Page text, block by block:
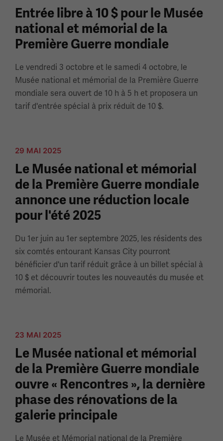
Entrée libre à 10 $ pour le Musée
national et mémorial de la
Première Guerre mondiale
Le vendredi 3 octobre et le samedi 4 octobre, le
Musée national et mémorial de la Première Guerre
mondiale sera ouvert de 10 h à 5 h et proposera un
tarif d'entrée spécial à prix réduit de 10 $.
29 MAI 2025
Le Musée national et mémorial
de la Première Guerre mondiale
annonce une réduction locale
pour l'été 2025
Du 1er juin au 1er septembre 2025, les résidents des
six comtés entourant Kansas City pourront
bénéficier d'un tarif réduit grâce à un billet spécial à
10 $ et découvrir toutes les nouveautés du musée et
mémorial.
23 MAI 2025
Le Musée national et mémorial
de la Première Guerre mondiale
ouvre « Rencontres », la dernière
phase des rénovations de la
galerie principale
Le Musée et Mémorial national de la Première